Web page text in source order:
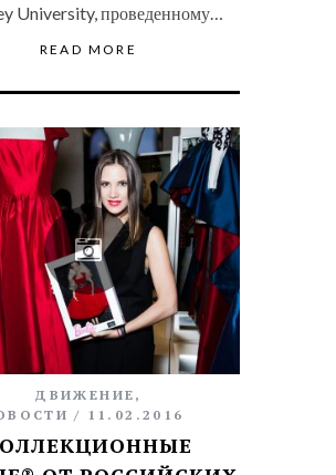
University, проведенному…
READ MORE
ДВИЖЕНИЕ ,
11.02.2016